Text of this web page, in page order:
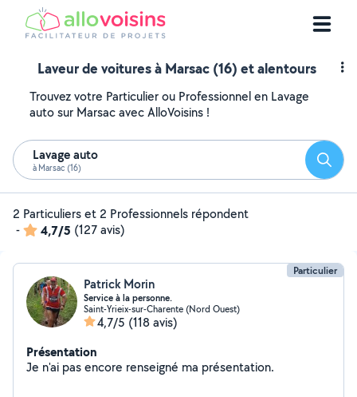
Laveur de voitures à Marsac (16) et alentours
Trouvez votre Particulier ou Professionnel en Lavage
auto sur Marsac avec AlloVoisins !
Lavage auto
à Marsac (16)
2 Particuliers et 2 Professionnels répondent
-
4,7/5 (127 avis)
Particulier
Patrick Morin
Service à la personne.
Saint-Yrieix-sur-Charente (Nord Ouest)
4,7/5 (118 avis)
Présentation
Je n'ai pas encore renseigné ma présentation.